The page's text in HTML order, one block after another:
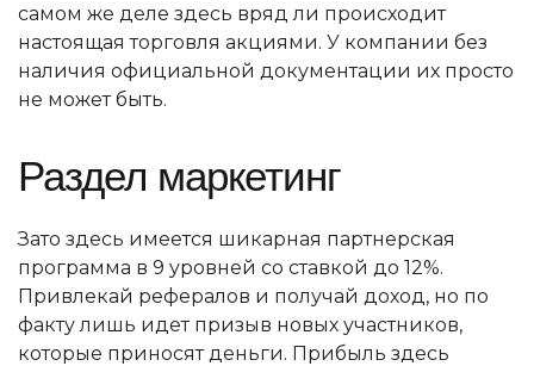
самом же деле здесь вряд ли происходит
настоящая торговля акциями. У компании без
наличия официальной документации их просто
не может быть.
Раздел маркетинг
Зато здесь имеется шикарная партнерская
программа в 9 уровней со ставкой до 12%.
Привлекай рефералов и получай доход, но по
факту лишь идет призыв новых участников,
которые приносят деньги. Прибыль здесь